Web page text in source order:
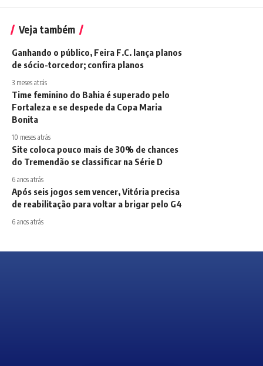
Veja também
Ganhando o público, Feira F.C. lança planos
de sócio-torcedor; confira planos
3 meses atrás
Time feminino do Bahia é superado pelo
Fortaleza e se despede da Copa Maria
Bonita
10 meses atrás
Site coloca pouco mais de 30% de chances
do Tremendão se classificar na Série D
6 anos atrás
Após seis jogos sem vencer, Vitória precisa
de reabilitação para voltar a brigar pelo G4
6 anos atrás